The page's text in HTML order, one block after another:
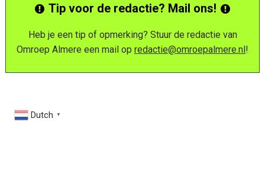
Tip voor de redactie? Mail ons!
Heb je een tip of opmerking? Stuur de redactie van
Omroep Almere een mail op redactie@omroepalmere.nl!
Dutch ▼